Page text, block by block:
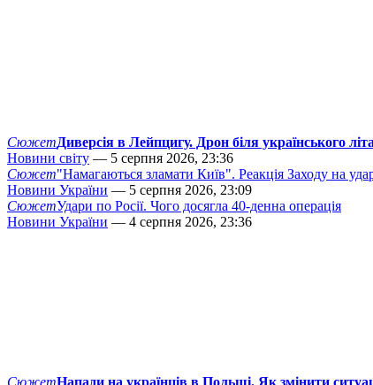
СюжетДиверсія в Лейпцигу. Дрон біля українського
Новини світу — 5 серпня 2026, 23:36
Сюжет"Намагаються зламати Київ". Реакція Заходу на
Новини України — 5 серпня 2026, 23:09
СюжетУдари по Росії. Чого досягла 40-денна операція
Новини України — 4 серпня 2026, 23:36